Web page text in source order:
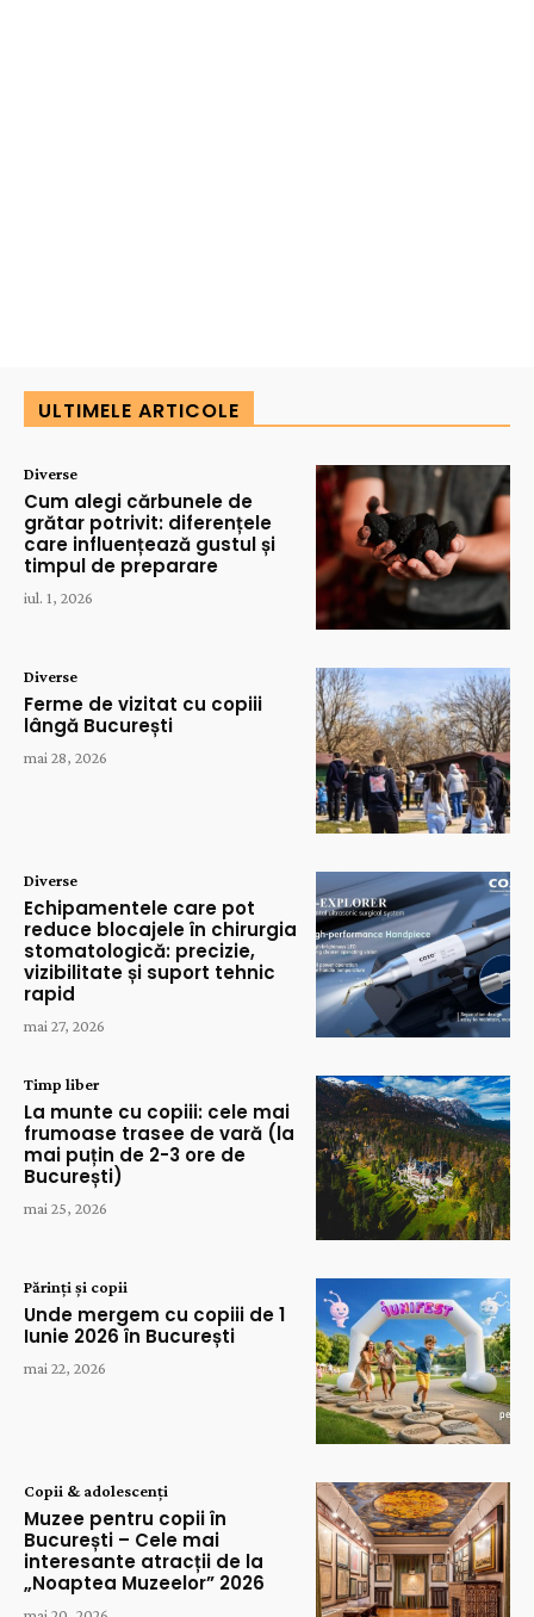
ULTIMELE ARTICOLE
Diverse
Cum alegi cărbunele de
grătar potrivit: diferențele
care influențează gustul și
timpul de preparare
iul. 1, 2026
Diverse
Ferme de vizitat cu copiii
lângă București
mai 28, 2026
Diverse
Echipamentele care pot
reduce blocajele în chirurgia
stomatologică: precizie,
vizibilitate și suport tehnic
rapid
mai 27, 2026
Timp liber
La munte cu copiii: cele mai
frumoase trasee de vară (la
mai puțin de 2-3 ore de
București)
mai 25, 2026
Părinți și copii
Unde mergem cu copiii de 1
Iunie 2026 în București
mai 22, 2026
Copii & adolescenți
Muzee pentru copii în
București – Cele mai
interesante atracții de la
„Noaptea Muzeelor” 2026